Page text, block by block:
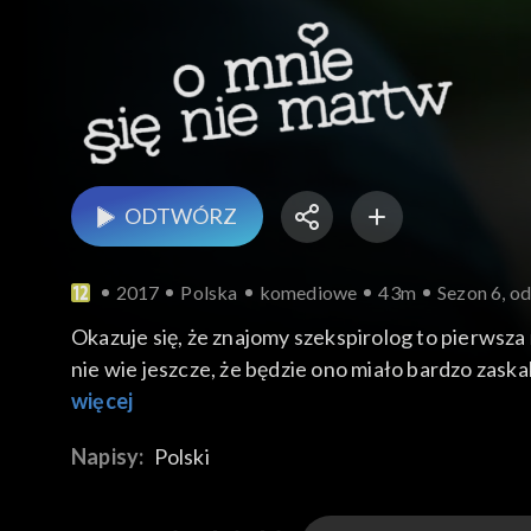
ODTWÓRZ
2017 Polska komediowe 43m Sezon 6,
Okazuje się, że znajomy szekspirolog to
nie wie jeszcze, że będzie ono miało bardzo
porozmawiać poważnie z Pawłem.
porządku. W zaistniałej sytuacji Paweł
więcej
Napisy: Polski